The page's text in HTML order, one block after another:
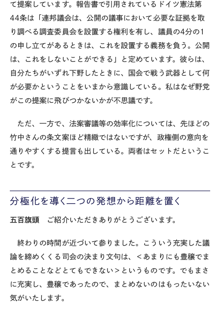
て提案しています。報告書で引用されているドイツ憲法第
44条は「連邦議会は、公開の議事において必要な証拠を取
り調べる調査委員会を設置する権利を有し、議員の4分の 1
の申し立てがあるときは、これを設置する義務を負う。公開
は、これをしないことができる」と定めています。彼らは、
自分たちがいずれ下野したときに、国会で戦う武器として何
が必要かということをいまから意識している。私はなぜ野党
がこの提案に飛びつかないかが不思議です。
ただ、一方で、法案審議等の効率化については、先ほどの
竹中さんの条文案ほど精緻ではないですが、政権側の意向を
通りやすくする提言も出している。両者はセットだというこ
とです。
分極化を導く二つの発想から距離を置く
五百旗頭 ご紹介いただきありがとうございます。
終わりの時間が近づいて参りました。こういう充実した議
論を締めくくる司会の決まり文句は、＜あまりにも豊穣でま
とめることなどとてもできない＞というものです。でもまさ
に充実し、豊穣であったので、まとめないのはもったいない
気がいたします。